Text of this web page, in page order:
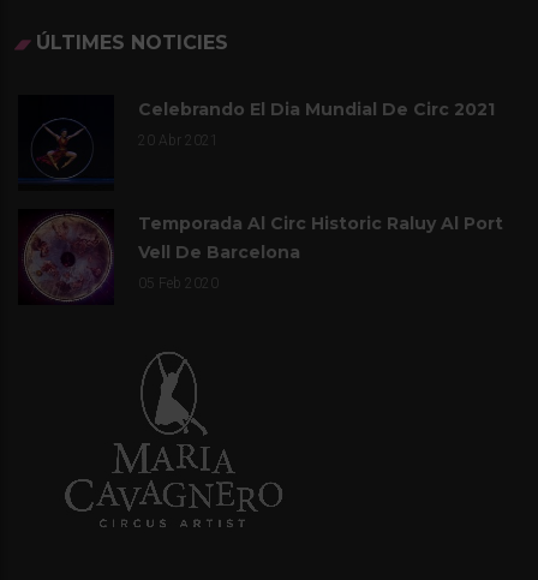
ÚLTIMES NOTICIES
Celebrando El Dia Mundial De Circ 2021
20 Abr 2021
Temporada Al Circ Historic Raluy Al Port
Vell De Barcelona
05 Feb 2020